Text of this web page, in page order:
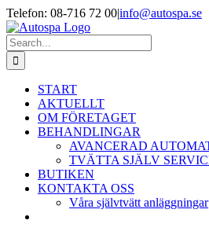
Skip
to
content
Telefon: 08-716 72 00|info@autospa.se
Search
for:
START
AKTUELLT
OM FÖRETAGET
BEHANDLINGAR
AVANCERAD
TVÄTTA SJÄLV
BUTIKEN
KONTAKTA OSS
Våra självtvätt anläggningar